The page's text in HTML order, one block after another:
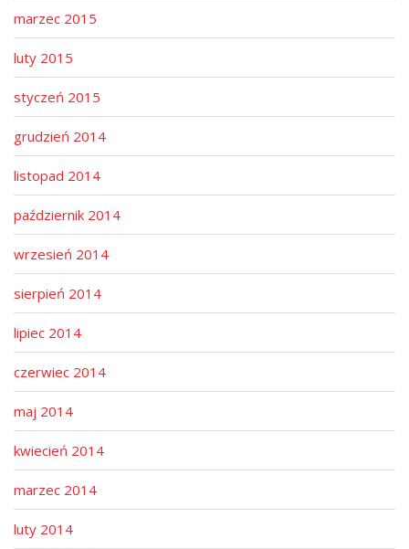
marzec 2015
luty 2015
styczeń 2015
grudzień 2014
listopad 2014
październik 2014
wrzesień 2014
sierpień 2014
lipiec 2014
czerwiec 2014
maj 2014
kwiecień 2014
marzec 2014
luty 2014